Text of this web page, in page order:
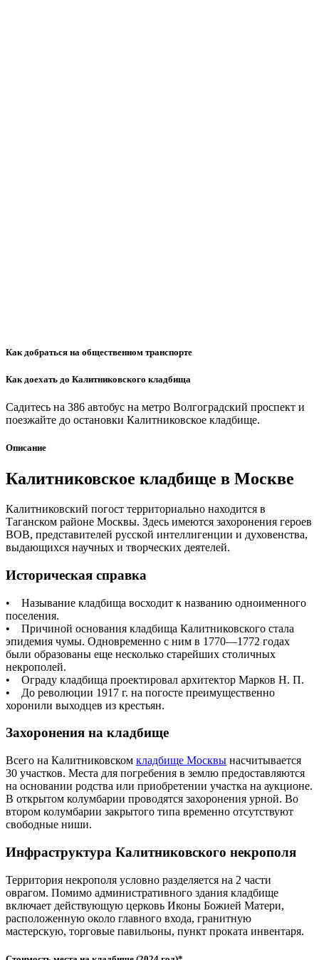
Как добраться на общественном транспорте
Как доехать до Калитниковского кладбища
Садитесь на 386 автобус на метро Волгоградский проспект и
поезжайте до остановки Калитниковское кладбище.
Описание
Калитниковское кладбище в Москве
Калитниковский погост территориально находится в
Таганском районе Москвы. Здесь имеются захоронения героев
ВОВ, представителей русской интеллигенции и духовенства,
выдающихся научных и творческих деятелей.
Историческая справка
• Называние кладбища восходит к названию одноименного
поселения.
• Причиной основания кладбища Калитниковского стала
эпидемия чумы. Одновременно с ним в 1770—1772 годах
были образованы еще несколько старейших столичных
некрополей.
• Ограду кладбища проектировал архитектор Марков Н. П.
• До революции 1917 г. на погосте преимущественно
хоронили выходцев из крестьян.
Захоронения на кладбище
Всего на Калитниковском кладбище Москвы насчитывается
30 участков. Места для погребения в землю предоставляются
на основании родства или приобретении участка на аукционе.
В открытом колумбарии проводятся захоронения урной. Во
втором колумбарии закрытого типа временно отсутствуют
свободные ниши.
Инфраструктура Калитниковского некрополя
Территория некрополя условно разделяется на 2 части
оврагом. Помимо административного здания кладбище
включает действующую церковь Иконы Божией Матери,
расположенную около главного входа, гранитную
мастерскую, торговые павильоны, пункт проката инвентаря.